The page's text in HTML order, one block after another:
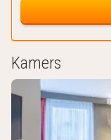
Kamers